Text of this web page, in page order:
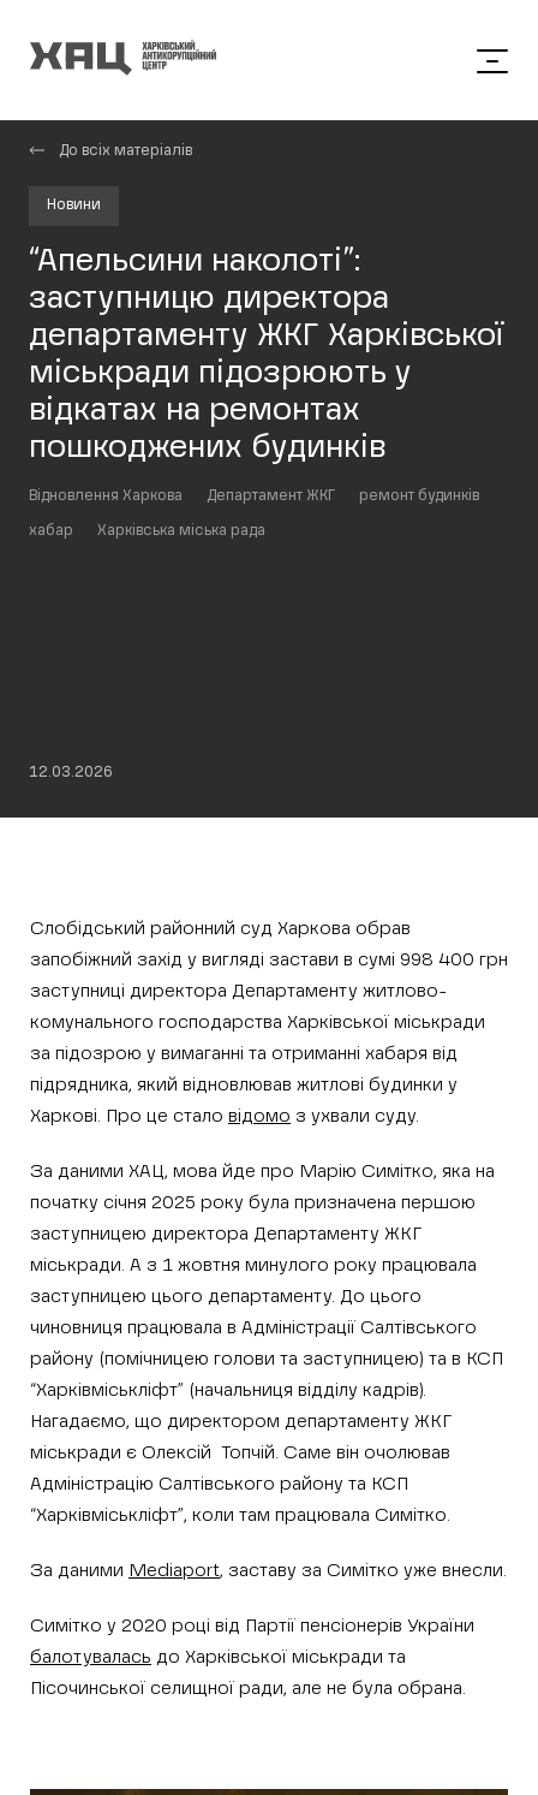
До всіх матеріалів
Новини
“Апельсини наколоті”:
заступницю директора
департаменту ЖКГ Харківської
міськради підозрюють у
відкатах на ремонтах
пошкоджених будинків
Відновлення Харкова Департамент ЖКГ ремонт будинків
хабар Харківська міська рада
12.03.2026
Слобідський районний суд Харкова обрав
запобіжний захід у вигляді застави в сумі 998 400 грн
заступниці директора Департаменту житлово-
комунального господарства Харківської міськради
за підозрою у вимаганні та отриманні хабаря від
підрядника, який відновлював житлові будинки у
Харкові. Про це стало відомо з ухвали суду.
За даними ХАЦ, мова йде про Марію Симітко, яка на
початку січня 2025 року була призначена першою
заступницею директора Департаменту ЖКГ
міськради. А з 1 жовтня минулого року працювала
заступницею цього департаменту. До цього
чиновниця працювала в Адміністрації Салтівського
району (помічницею голови та заступницею) та в КСП
“Харківміськліфт” (начальниця відділу кадрів).
Нагадаємо, що директором департаменту ЖКГ
міськради є Олексій Топчій. Саме він очолював
Адміністрацію Салтівського району та КСП
“Харківміськліфт”, коли там працювала Симітко.
За даними Mediaport, заставу за Симітко уже внесли.
Симітко у 2020 році від Партії пенсіонерів України
балотувалась до Харківської міськради та
Пісочинської селищної ради, але не була обрана.